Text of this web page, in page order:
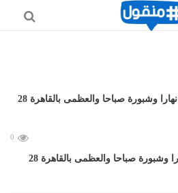
0
الطقس غدا.. مائل للحرارة نهارا وشبورة صباحا والعظمى بالقاهرة 28